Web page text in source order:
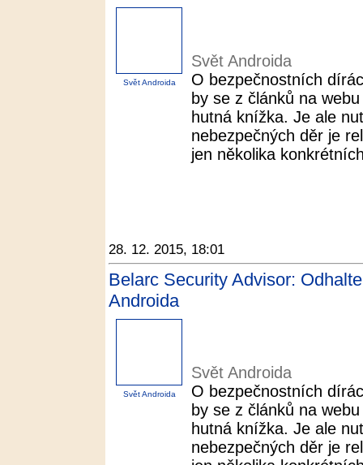
Svět Androida
Svět Androida
O bezpečnostních
by se z článků na
hutná knížka. Je ale
nebezpečných děr je
jen několika
28. 12. 2015, 18:01
Belarc Security Advisor:
Androida
Svět Androida
Svět Androida
O bezpečnostních
by se z článků na
hutná knížka. Je ale
nebezpečných děr je